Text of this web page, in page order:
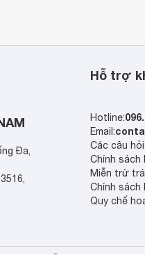
10238
- Cáp chuyển
sang HDMI cho phép
cổng Display Trường
hợp cổng hiển thị
Đa,
Hỗ trợ
Hotline:
Email:
Các câu
Chính sách
Miễn trừ
Chính sách
Quy chế